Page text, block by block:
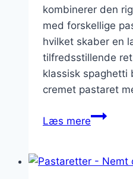
kombinerer den
med forskellige
hvilket skaber en
tilfredsstillende
klassisk spaghetti
cremet pastaret
Læs mere
Saftige